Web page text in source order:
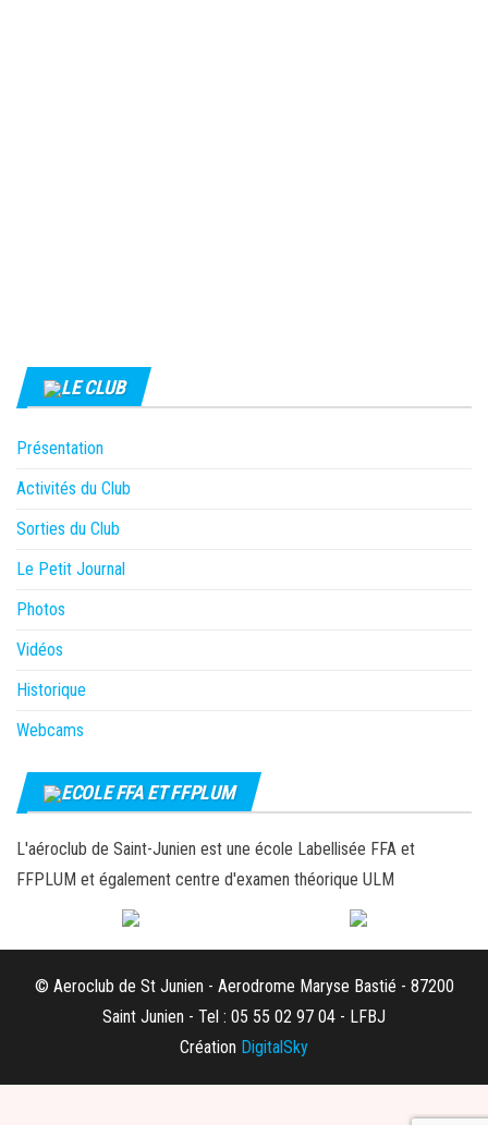
LE CLUB
Présentation
Activités du Club
Sorties du Club
Le Petit Journal
Photos
Vidéos
Historique
Webcams
ECOLE FFA ET FFPLUM
L'aéroclub de Saint-Junien est une école Labellisée FFA et
FFPLUM et également centre d'examen théorique ULM
© Aeroclub de St Junien - Aerodrome Maryse Bastié - 87200
Saint Junien - Tel : 05 55 02 97 04 - LFBJ
Création DigitalSky